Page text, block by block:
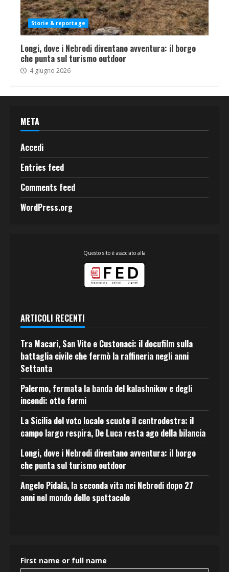
Storie & reportage
Longi, dove i Nebrodi diventano avventura: il borgo
che punta sul turismo outdoor
4 giugno 2026
META
Accedi
Entries feed
Comments feed
WordPress.org
Questo sito è associato alla
ARTICOLI RECENTI
Tra Macari, San Vito e Custonaci: il docufilm sulla
battaglia civile che fermò la raffineria negli anni
Settanta
Palermo, fermata la banda del kalashnikov e degli
incendi: otto fermi
La Sicilia del voto locale scuote il centrodestra: il
campo largo respira, De Luca resta ago della bilancia
Longi, dove i Nebrodi diventano avventura: il borgo
che punta sul turismo outdoor
Angelo Pidalà, la seconda vita nei Nebrodi dopo 27
anni nel mondo dello spettacolo
First name or full name